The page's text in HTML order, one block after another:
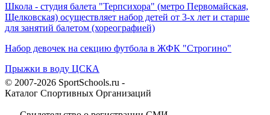
Школа - студия балета "Терпсихора" (метро Первомайская,
Щелковская) осуществляет набор детей от 3-х лет и старше
для занятий балетом (хореографией)
Набор девочек на секцию футбола в ЖФК "Строгино"
Прыжки в воду ЦСКА
© 2007-2026 SportSchools.ru -
Каталог Спортивных Организаций